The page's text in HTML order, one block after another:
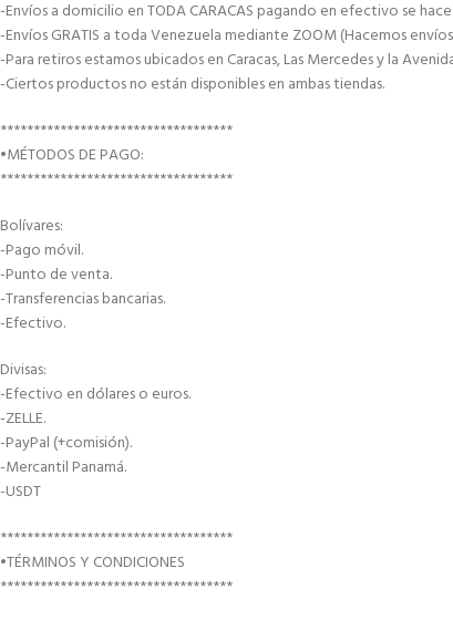
-Envíos a domicilio en TODA CARACAS pagando en efectivo se
-Envíos GRATIS a toda Venezuela mediante ZOOM (Hacemos
-Para retiros estamos ubicados en Caracas, Las Mercedes y la
-Ciertos productos no están disponibles en ambas tiendas.
***********************************
•MÉTODOS DE PAGO:
***********************************
Bolívares:
-Pago móvil.
-Punto de venta.
-Transferencias bancarias.
-Efectivo.
Divisas:
-Efectivo en dólares o euros.
-ZELLE.
-PayPal (+comisión).
-Mercantil Panamá.
-USDT
***********************************
•TÉRMINOS Y CONDICIONES
***********************************